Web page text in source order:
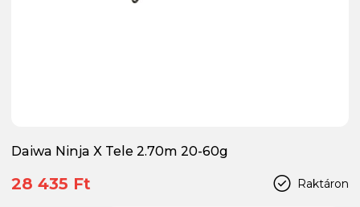
Daiwa Ninja X Tele 2.70m 20-60g
Raktáron
28 435 Ft